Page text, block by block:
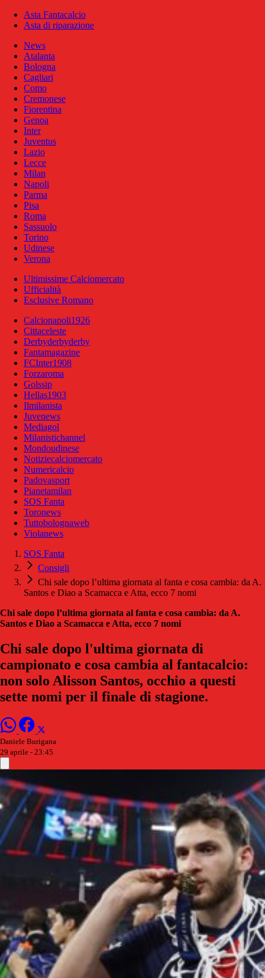
Asta Fantacalcio
Asta di riparazione
News
Atalanta
Bologna
Cagliari
Como
Cremonese
Fiorentina
Genoa
Inter
Juventus
Lazio
Lecce
Milan
Napoli
Parma
Pisa
Roma
Sassuolo
Torino
Udinese
Verona
Ultimissime Calciomercato
Ufficialità
Esclusive Romano
Calcionapoli1926
Cittaceleste
Derbyderbyderby
Fantamagazine
FCInter1908
Forzaroma
Golssip
Hellas1903
Ilmilanista
Juvenews
Mediagol
Milanistichannel
Mondoudinese
Notiziecalciomercato
Numericalcio
Padovasport
Pianetamilan
SOS Fanta
Toronews
Tuttobolognaweb
Violanews
SOS Fanta
Consigli
Chi sale dopo l’ultima giornata al fanta e cosa cambia: da A.
Santos e Diao a Scamacca e Atta, ecco 7 nomi
Chi sale dopo l’ultima giornata al fanta e cosa cambia: da A.
Santos e Diao a Scamacca e Atta, ecco 7 nomi
Chi sale dopo l'ultima giornata di
campionato e cosa cambia al fantacalcio:
non solo Alisson Santos, occhio a questi
sette nomi per il finale di stagione.
Daniele Burigana
29 aprile - 23:45